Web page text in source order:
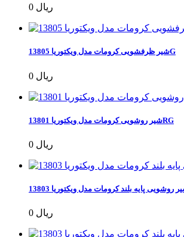
0 ریال
شیر ظرفشویی کرومات مدل ویکتوریا 13805G
0 ریال
شیر روشویی کرومات مدل ویکتوریا 13801RG
0 ریال
0 ریال